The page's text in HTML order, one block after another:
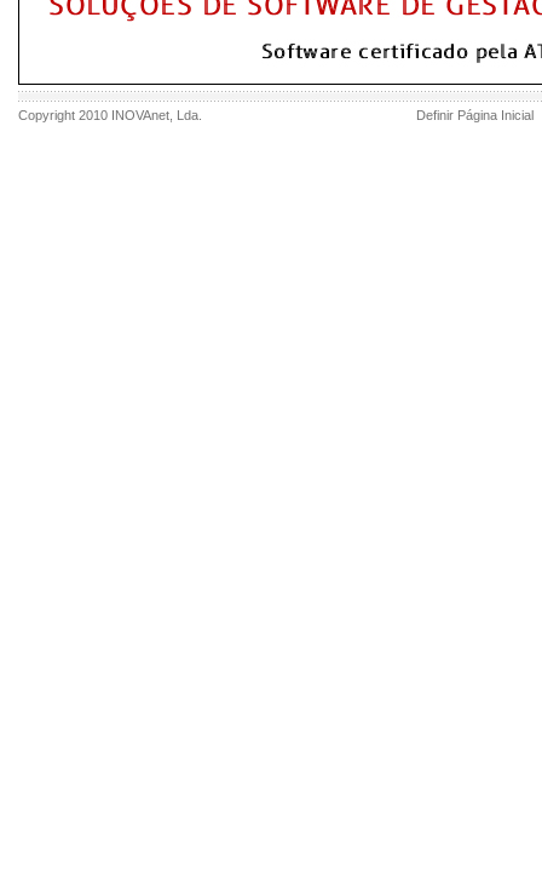
Copyright 2010 INOVAnet , Lda. Definir Página Inicial